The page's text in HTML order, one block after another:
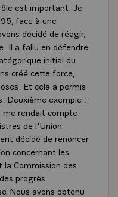
est important. Je
face à une
décidé de réagir,
Il a fallu en défendre
initial du
créé cette force,
Et cela a permis
Deuxième exemple :
me rendait compte
de l'Union
décidé de renoncer
concernant les
Commission des
progrès
avons obtenu